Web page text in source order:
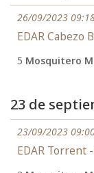
26/09/2023
EDAR Cabezo
5 Mosquitero
23 de
23/09/2023
EDAR Torrent -